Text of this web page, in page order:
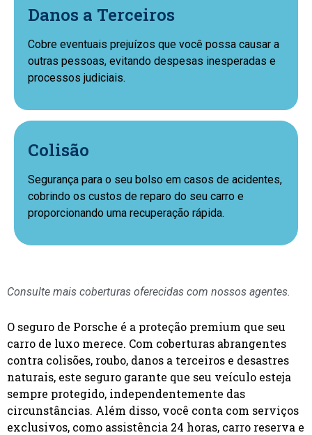
Danos a Terceiros
Cobre eventuais prejuízos que você possa causar a
outras pessoas, evitando despesas inesperadas e
processos judiciais.
Colisão
Segurança para o seu bolso em casos de acidentes,
cobrindo os custos de reparo do seu carro e
proporcionando uma recuperação rápida.
Consulte mais coberturas oferecidas com nossos agentes.
O seguro de Porsche é a proteção premium que seu
carro de luxo merece. Com coberturas abrangentes
contra colisões, roubo, danos a terceiros e desastres
naturais, este seguro garante que seu veículo esteja
sempre protegido, independentemente das
circunstâncias. Além disso, você conta com serviços
exclusivos, como assistência 24 horas, carro reserva e